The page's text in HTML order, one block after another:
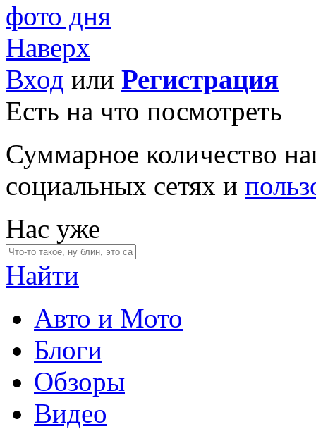
фото дня
Наверх
Вход или Регистрация
Есть на что посмотреть
Суммарное количество
социальных сетях и
Нас уже
Найти
Авто и Мото
Блоги
Обзоры
Видео